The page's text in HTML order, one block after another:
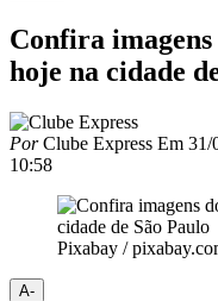
Confira
hoje na cidade
PorClube Express Em 31/
10:58
Pixabay /
A-